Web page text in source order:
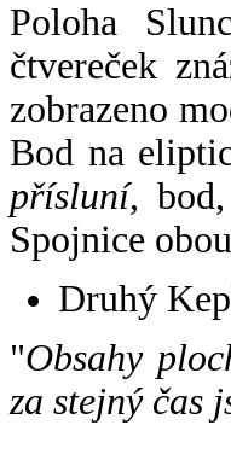
Poloha
čtvereček
zobrazeno
Bod na
přísluní,
Spojnice
Druhý
"Obsahy
za stejný čas